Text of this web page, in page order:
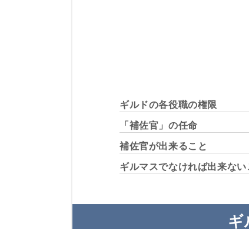
ギルドの各役職の権限
「補佐官」の任命
補佐官が出来ること
ギルマスでなければ出来ない
ギ